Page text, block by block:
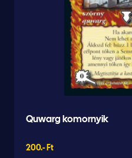
Quwarg komornyik
200.- Ft